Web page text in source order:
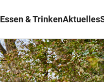
Essen & TrinkenAktuelles
Suche